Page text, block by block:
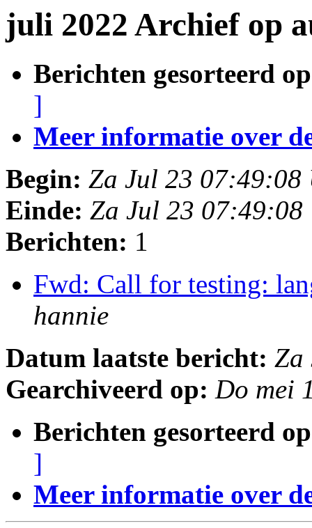
juli 2022 Archief op
Berichten gesorteerd
]
Meer informatie over
Begin: Za Jul 23 07:49:08
Einde: Za Jul 23 07:49:08
Berichten: 1
Fwd: Call for testing:
hannie
Datum laatste bericht: Za
Gearchiveerd op: Do mei
Berichten gesorteerd
]
Meer informatie over